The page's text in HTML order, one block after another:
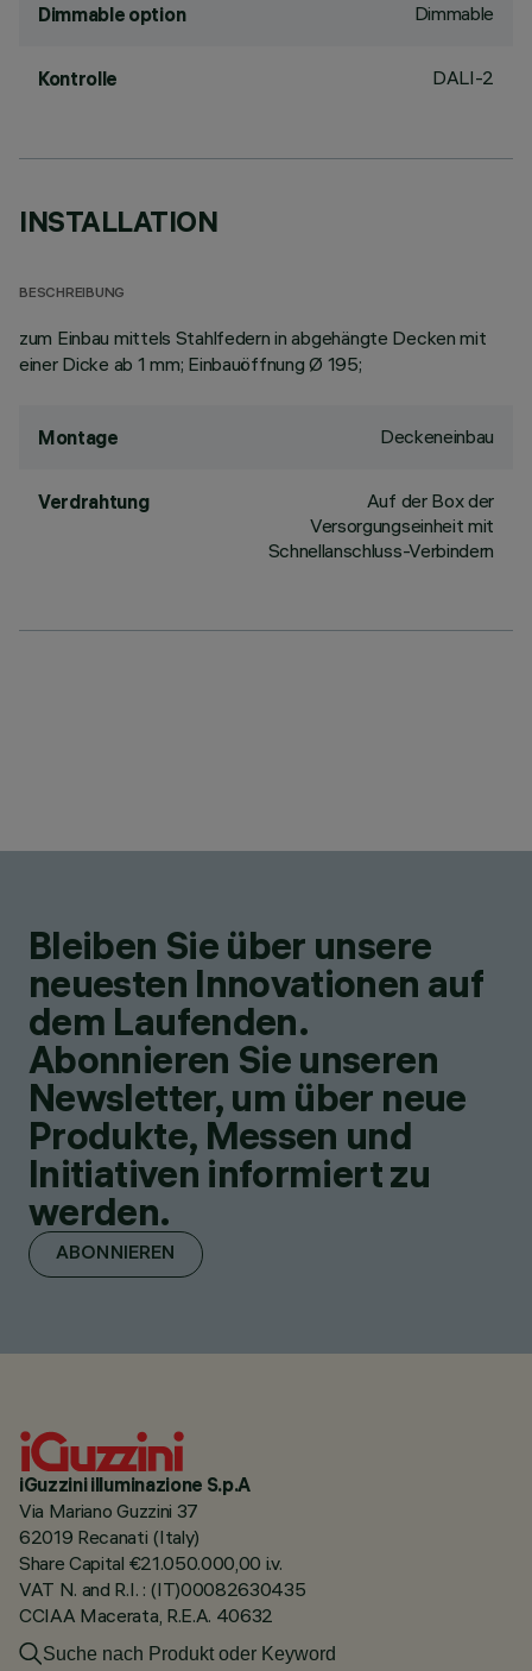
Dimmable option Dimmable
Kontrolle DALI-2
INSTALLATION
BESCHREIBUNG
zum Einbau mittels Stahlfedern in abgehängte Decken mit
einer Dicke ab 1 mm; Einbauöffnung Ø 195;
Montage Deckeneinbau
Verdrahtung
Auf der Box der
Versorgungseinheit mit
Schnellanschluss-Verbindern
Bleiben Sie über unsere
neuesten Innovationen auf
dem Laufenden.
Abonnieren Sie unseren
Newsletter, um über neue
Produkte, Messen und
Initiativen informiert zu
werden.
ABONNIEREN
iGuzzini illuminazione S.p.A
Via Mariano Guzzini 37
62019 Recanati (Italy)
Share Capital €21.050.000,00 i.v.
VAT N. and R.I. : (IT)00082630435
CCIAA Macerata, R.E.A. 40632